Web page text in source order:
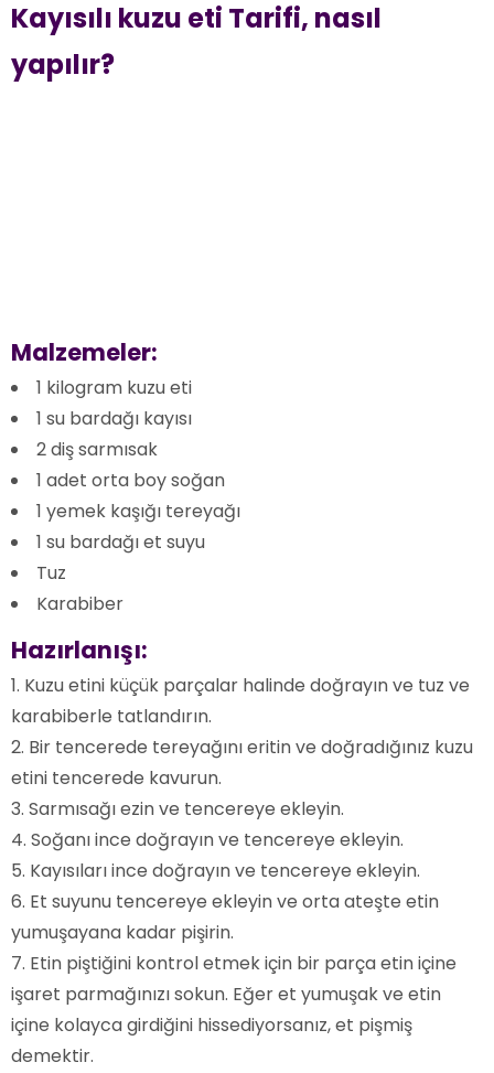
Kayısılı kuzu eti Tarifi, nasıl
yapılır?
Malzemeler:
1 kilogram kuzu eti
1 su bardağı kayısı
2 diş sarmısak
1 adet orta boy soğan
1 yemek kaşığı tereyağı
1 su bardağı et suyu
Tuz
Karabiber
Hazırlanışı:
Kuzu etini küçük parçalar halinde doğrayın ve tuz ve
karabiberle tatlandırın.
Bir tencerede tereyağını eritin ve doğradığınız kuzu
etini tencerede kavurun.
Sarmısağı ezin ve tencereye ekleyin.
Soğanı ince doğrayın ve tencereye ekleyin.
Kayısıları ince doğrayın ve tencereye ekleyin.
Et suyunu tencereye ekleyin ve orta ateşte etin
yumuşayana kadar pişirin.
Etin piştiğini kontrol etmek için bir parça etin içine
işaret parmağınızı sokun. Eğer et yumuşak ve etin
içine kolayca girdiğini hissediyorsanız, et pişmiş
demektir.